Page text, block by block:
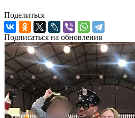
Поделиться
Подписаться на обновления